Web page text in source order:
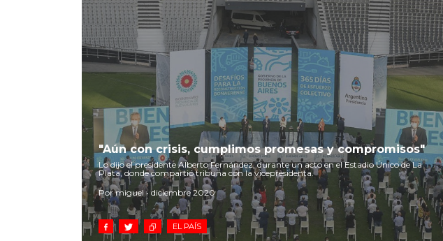
"Aún con crisis, cumplimos promesas y compromisos"
Lo dijo el presidente Alberto Fernández, durante un acto en el Estadio Único de La
Plata, donde compartió tribuna con la vicepresidenta.
Por miguel • diciembre 2020
EL PAÍS